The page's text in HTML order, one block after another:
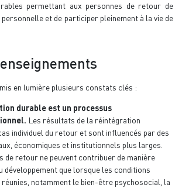
permettant aux personnes de retour de
et de participer pleinement à la vie de
en lumière plusieurs constats clés :
durable est un processus
Les résultats de la réintégration
individuel du retour et sont influencés par des
économiques et institutionnels plus larges.
de retour ne peuvent contribuer de manière
développement que lorsque les conditions
notamment le bien-être psychosocial, la